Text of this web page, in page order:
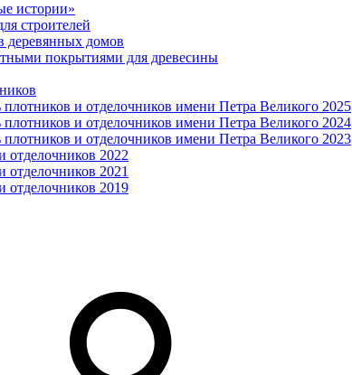
истории»
строителей
деревянных домов
покрытиями для древесины
и отделочников имени Петра Великого 2025
и отделочников имени Петра Великого 2024
и отделочников имени Петра Великого 2023
отделочников 2022
отделочников 2021
отделочников 2019